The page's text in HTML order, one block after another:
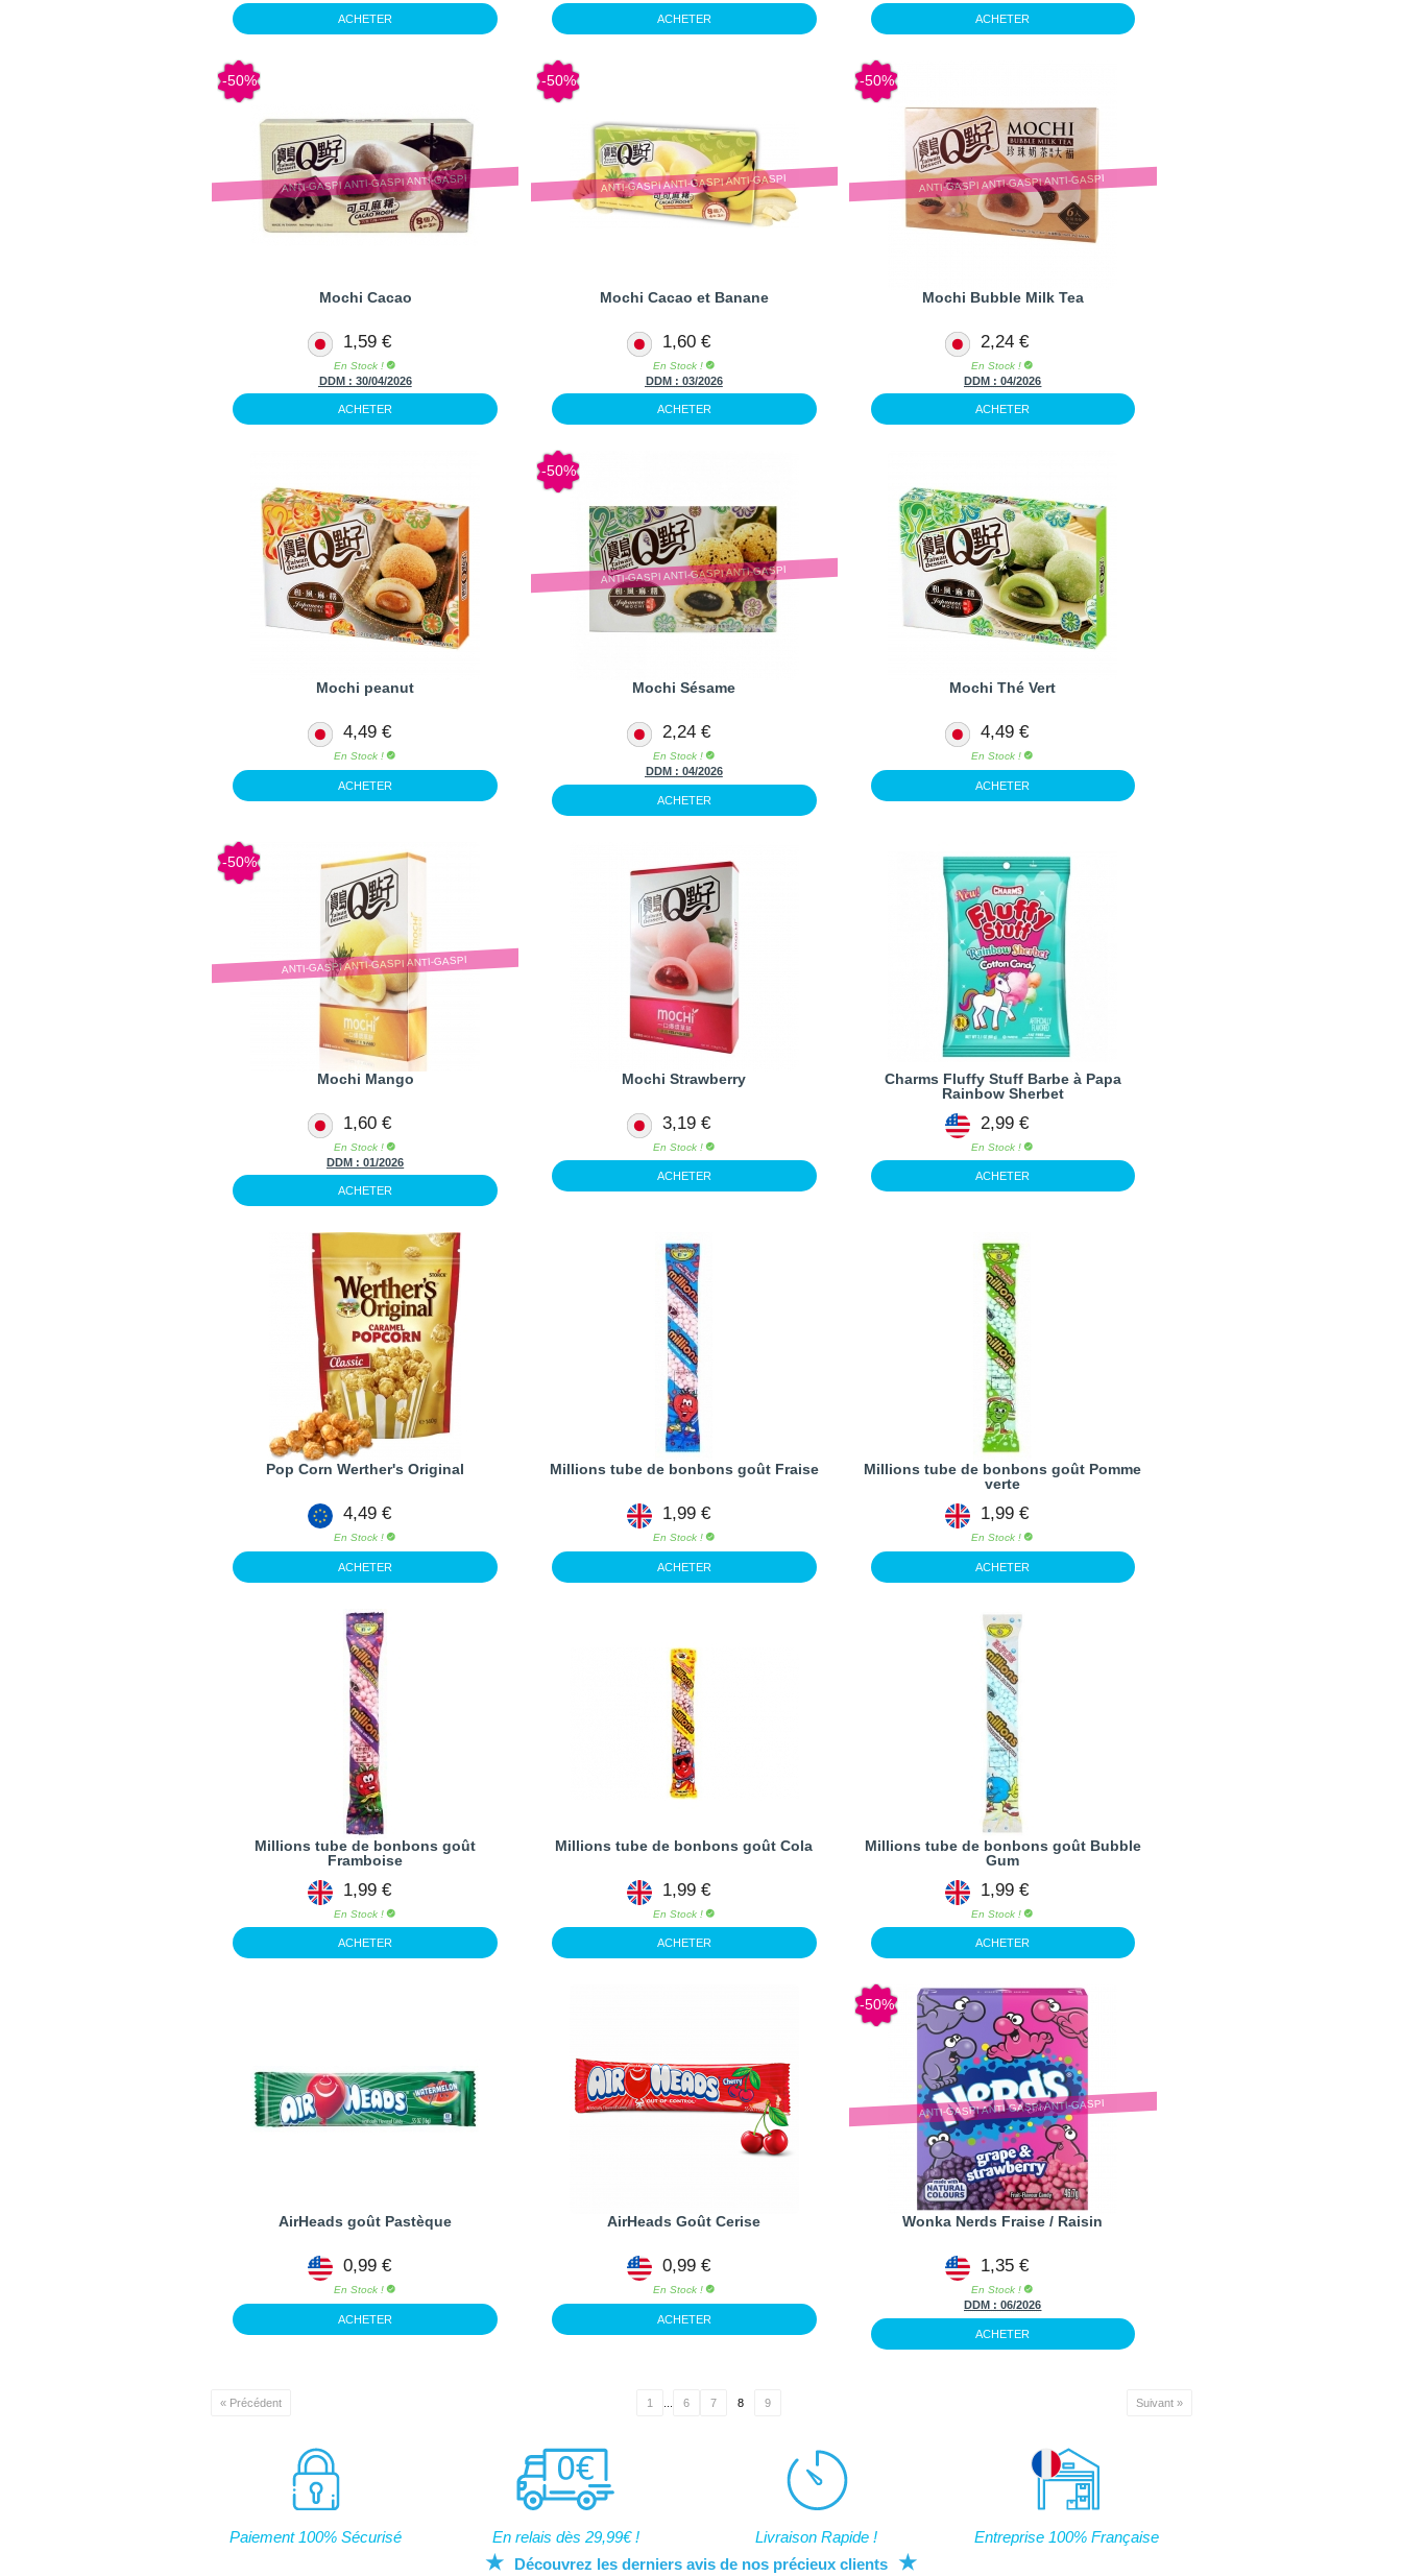
ACHETER ACHETER ACHETER
ANTI-GASPI ANTI-GASPI ANTI-GASPI
Mochi Cacao
-50%
1,59 €
En Stock !
DDM : 30/04/2026
ACHETER
ANTI-GASPI ANTI-GASPI ANTI-GASPI
Mochi Cacao et Banane
-50%
1,60 €
En Stock !
DDM : 03/2026
ACHETER
ANTI-GASPI ANTI-GASPI ANTI-GASPI
Mochi Bubble Milk Tea
-50%
2,24 €
En Stock !
DDM :04/2026
ACHETER
Mochi peanut
4,49 €
En Stock !
ACHETER
ANTI-GASPI ANTI-GASPI ANTI-GASPI
Mochi Sésame
-50%
2,24 €
En Stock !
DDM : 04/2026
ACHETER
Mochi Thé Vert
4,49 €
En Stock !
ACHETER
ANTI-GASPI ANTI-GASPI ANTI-GASPI
Mochi Mango
-50%
1,60 €
En Stock !
DDM :01/2026
ACHETER
Mochi Strawberry
3,19 €
En Stock !
ACHETER
Charms Fluffy Stuff Barbe à Papa
Rainbow Sherbet
2,99 €
En Stock !
ACHETER
Pop Corn Werther's Original
4,49 €
En Stock !
ACHETER
Millions tube de bonbons goût Fraise
1,99 €
En Stock !
ACHETER
Millions tube de bonbons goût Pomme
verte
1,99 €
En Stock !
ACHETER
Millions tube de bonbons goût
Framboise
1,99 €
En Stock !
ACHETER
Millions tube de bonbons goût Cola
1,99 €
En Stock !
ACHETER
Millions tube de bonbons goût Bubble
Gum
1,99 €
En Stock !
ACHETER
AirHeads goût Pastèque
0,99 €
En Stock !
ACHETER
AirHeads Goût Cerise
0,99 €
En Stock !
ACHETER
ANTI-GASPI ANTI-GASPI ANTI-GASPI
Wonka Nerds Fraise / Raisin
-50%
1,35 €
En Stock !
DDM :06/2026
ACHETER
« Précédent 1 6 7 8 9 Suivant »
Paiement 100% Sécurisé En relais dès 29,99€ ! Livraison Rapide ! Entreprise 100% Française
★ Découvrez les derniers avis de nos précieux clients ★